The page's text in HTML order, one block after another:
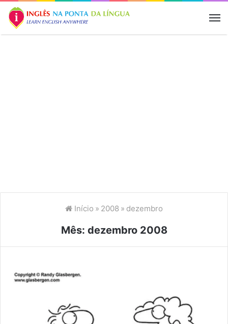
Início » 2008 » dezembro
Mês: dezembro 2008